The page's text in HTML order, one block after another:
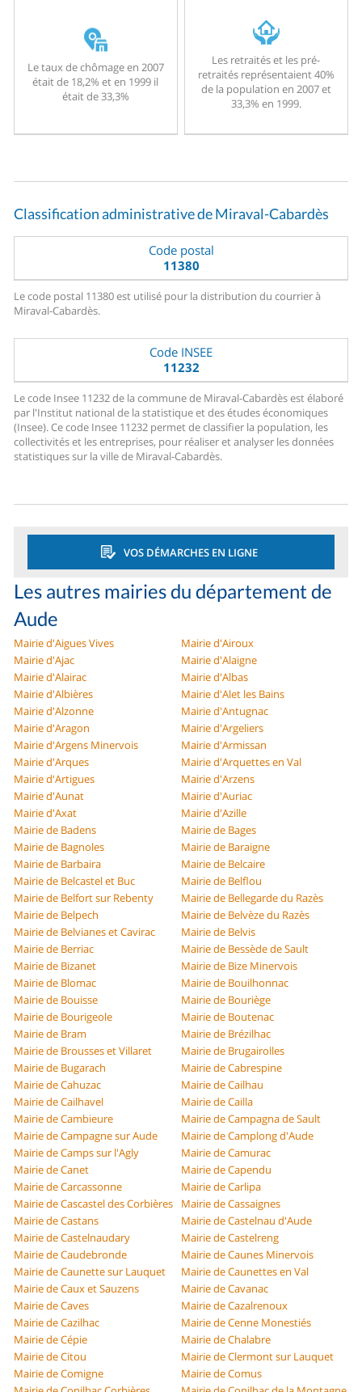
Le taux de chômage en 2007
était de 18,2% et en 1999 il
était de 33,3%
Les retraités et les pré-
retraités représentaient 40%
de la population en 2007 et
33,3% en 1999.
Classification administrative de Miraval-Cabardès
Code postal
11380
Le code postal 11380 est utilisé pour la distribution du courrier à
Miraval-Cabardès.
Code INSEE
11232
Le code Insee 11232 de la commune de Miraval-Cabardès est élaboré
par l'Institut national de la statistique et des études économiques
(Insee). Ce code Insee 11232 permet de classifier la population, les
collectivités et les entreprises, pour réaliser et analyser les données
statistiques sur la ville de Miraval-Cabardès.
VOS DÉMARCHES EN LIGNE
Les autres mairies du département de
Aude
Mairie d'Aigues Vives
Mairie d'Airoux
Mairie d'Ajac
Mairie d'Alaigne
Mairie d'Alairac
Mairie d'Albas
Mairie d'Albières
Mairie d'Alet les Bains
Mairie d'Alzonne
Mairie d'Antugnac
Mairie d'Aragon
Mairie d'Argeliers
Mairie d'Argens Minervois
Mairie d'Armissan
Mairie d'Arques
Mairie d'Arquettes en Val
Mairie d'Artigues
Mairie d'Arzens
Mairie d'Aunat
Mairie d'Auriac
Mairie d'Axat
Mairie d'Azille
Mairie de Badens
Mairie de Bages
Mairie de Bagnoles
Mairie de Baraigne
Mairie de Barbaira
Mairie de Belcaire
Mairie de Belcastel et Buc
Mairie de Belflou
Mairie de Belfort sur Rebenty
Mairie de Bellegarde du Razès
Mairie de Belpech
Mairie de Belvèze du Razès
Mairie de Belvianes et Cavirac
Mairie de Belvis
Mairie de Berriac
Mairie de Bessède de Sault
Mairie de Bizanet
Mairie de Bize Minervois
Mairie de Blomac
Mairie de Bouilhonnac
Mairie de Bouisse
Mairie de Bouriège
Mairie de Bourigeole
Mairie de Boutenac
Mairie de Bram
Mairie de Brézilhac
Mairie de Brousses et Villaret
Mairie de Brugairolles
Mairie de Bugarach
Mairie de Cabrespine
Mairie de Cahuzac
Mairie de Cailhau
Mairie de Cailhavel
Mairie de Cailla
Mairie de Cambieure
Mairie de Campagna de Sault
Mairie de Campagne sur Aude
Mairie de Camplong d'Aude
Mairie de Camps sur l'Agly
Mairie de Camurac
Mairie de Canet
Mairie de Capendu
Mairie de Carcassonne
Mairie de Carlipa
Mairie de Cascastel des Corbières
Mairie de Cassaignes
Mairie de Castans
Mairie de Castelnau d'Aude
Mairie de Castelnaudary
Mairie de Castelreng
Mairie de Caudebronde
Mairie de Caunes Minervois
Mairie de Caunette sur Lauquet
Mairie de Caunettes en Val
Mairie de Caux et Sauzens
Mairie de Cavanac
Mairie de Caves
Mairie de Cazalrenoux
Mairie de Cazilhac
Mairie de Cenne Monestiés
Mairie de Cépie
Mairie de Chalabre
Mairie de Citou
Mairie de Clermont sur Lauquet
Mairie de Comigne
Mairie de Comus